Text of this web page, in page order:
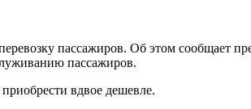
пассажиров. Об этом сообщает
пассажиров.
вдвое дешевле.